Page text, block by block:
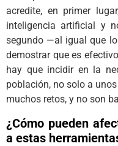
acredite, en primer
inteligencia artificial y
segundo —al igual que
demostrar que es
hay que incidir en la
población, no solo a
muchos retos, y no son
¿Cómo pueden
a estas